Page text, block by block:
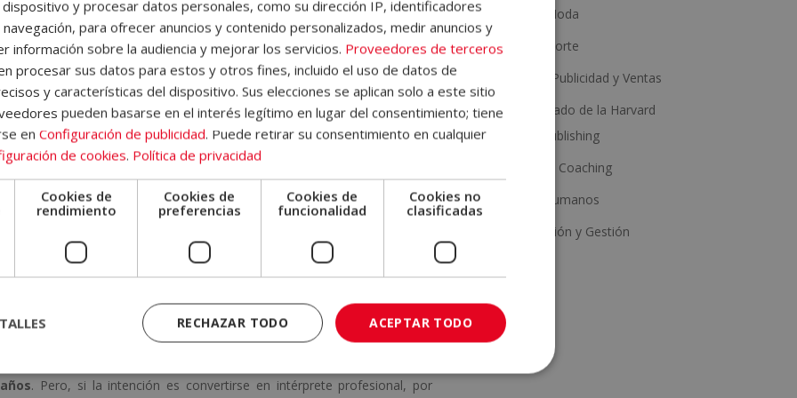
los términos «lenguaje» y «lengua», es importante saber que no
la capacidad general que tenemos los seres humanos para comunicarnos,
compartido de signos que permiten esa comunicación.
que se trata de un idioma completo, con gramática, vocabulario y reglas
Reconocerla como lengua es, además, una forma de validar su
aprender lengua de signos?
exposición al entorno signante.
6 meses.
. Pero, si la intención es convertirse en intérprete profesional, por
Estética y Moda
Salud y Deporte
Marketing, Publicidad y Ventas
Con Certificado de la Harvard
Business Publishing
Psicología y Coaching
Recursos Humanos
Administración y Gestión
dispositivo y procesar datos personales, como su dirección IP, identificadores
para ofrecer anuncios y contenido personalizados, medir anuncios y
información sobre la audiencia y mejorar los servicios. Proveedores de terceros
procesar sus datos para estos y otros fines, incluido el uso de datos de
y características del dispositivo. Sus elecciones se aplican solo a este sitio
pueden basarse en el interés legítimo en lugar del consentimiento; tiene
en Configuración de publicidad. Puede retirar su consentimiento en cualquier
de cookies. Política de privacidad
Cookies de
rendimiento
Cookies de
preferencias
Cookies de
funcionalidad
Cookies no
clasificadas
ACEPTAR TODO
RECHAZAR TODO